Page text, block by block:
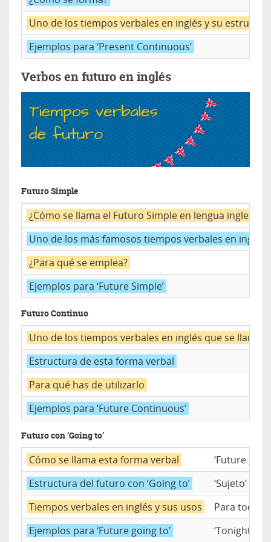
Uno de los tiempos verbales en inglés y su
Ejemplos para ‘Present Continuous’
Verbos en futuro en inglés
Futuro Simple
¿Cómo se llama el Futuro Simple en lengua inglesa?
Uno de los más famosos tiempos verbales en inglés
¿Para qué se emplea?
Ejemplos para ‘Future Simple’
Futuro Continuo
Uno de los tiempos verbales en inglés que se llama
Estructura de esta forma verbal
Para qué has de utilizarlo
Ejemplos para ‘Future Continuous’
Futuro con ‘Going to’
Cómo se llama esta forma verbal
‘Future
Estructura del futuro con ‘Going to’
‘Sujeto’ +
Tiempos verbales en inglés y sus usos
Para todas
Ejemplos para ‘Future going to’
‘Tonight I